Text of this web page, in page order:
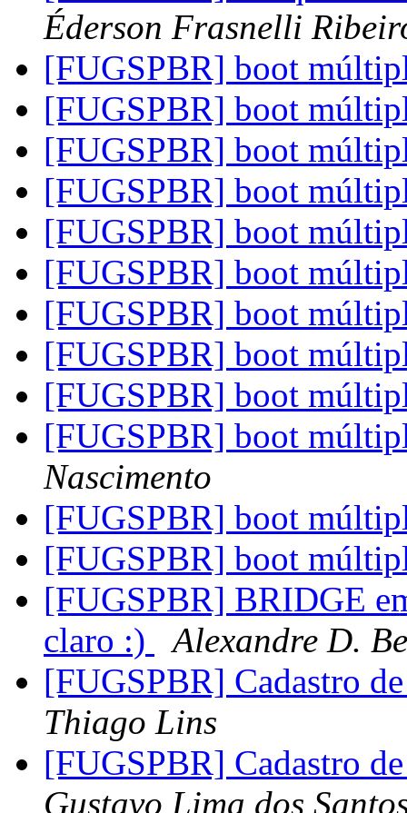
Éderson Frasnelli
[FUGSPBR] boot
[FUGSPBR] boot
[FUGSPBR] boot
[FUGSPBR] boot
[FUGSPBR] boot
[FUGSPBR] boot
[FUGSPBR] boot
[FUGSPBR] boot
[FUGSPBR] boot
[FUGSPBR] boot
Nascimento
[FUGSPBR] boot
[FUGSPBR] boot
[FUGSPBR] BRIDGE
claro :)
Alexandre D.
[FUGSPBR] Cadastro
Thiago Lins
[FUGSPBR] Cadastro
Gustavo Lima dos